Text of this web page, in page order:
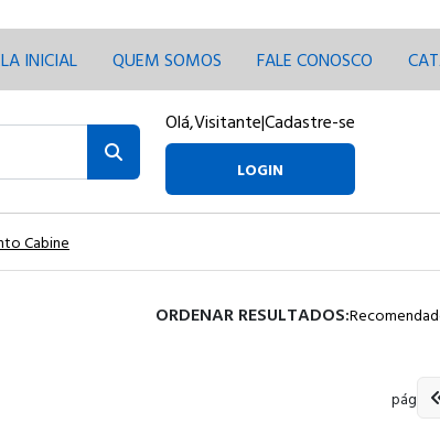
INICIAL
QUEM SOMOS FALE CONOSCO
Olá,Visitante|Cadastre-se
LOGIN
Cabine
ORDENAR RESULTADOS:
pág